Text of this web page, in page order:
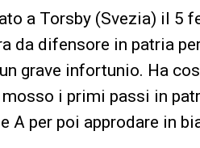
a Torsby (Svezia) il 5
da difensore in patria
grave infortunio. Ha
i primi passi in
A per poi approdare in